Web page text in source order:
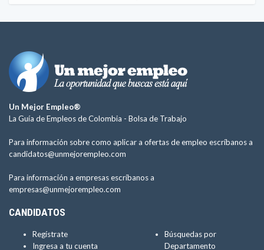
Un Mejor Empleo®
La Guía de Empleos de Colombia - Bolsa de Trabajo
Para información sobre como aplicar a ofertas de empleo escríbanos a
candidatos@unmejorempleo.com
Para información a empresas escríbanos a
empresas@unmejorempleo.com
CANDIDATOS
Regístrate
Ingresa a tu cuenta
Búsquedas por
Departamento